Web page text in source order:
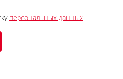
персональных данных